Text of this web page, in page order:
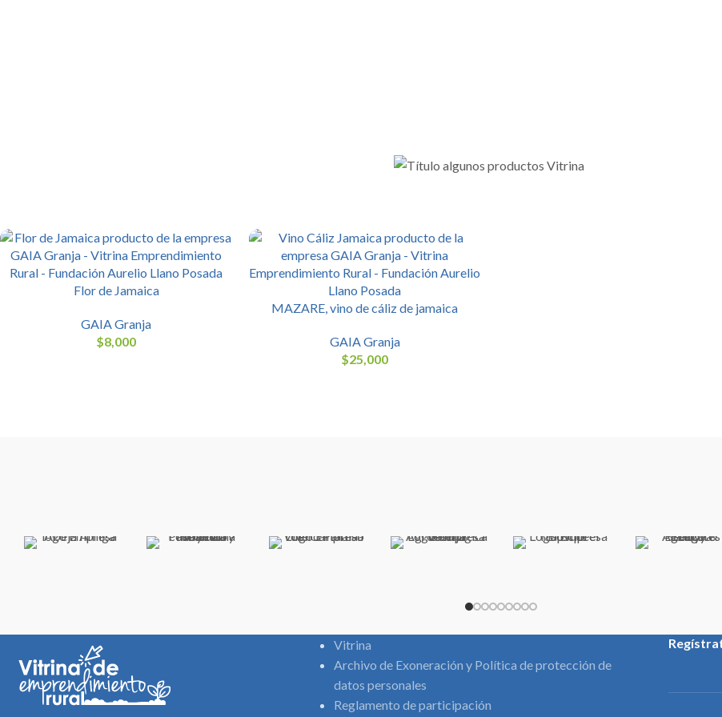
Flor de Jamaica
GAIA Granja
$8,000
MAZARE, vino de cáliz de jamaica
GAIA Granja
$25,000
Vitrina
Archivo de Exoneración y Política de protección de
datos personales
Reglamento de participación